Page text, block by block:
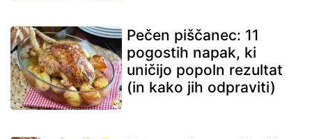
Pečen piščanec: 11
pogostih napak, ki
uničijo popoln rezultat
(in kako jih odpraviti)